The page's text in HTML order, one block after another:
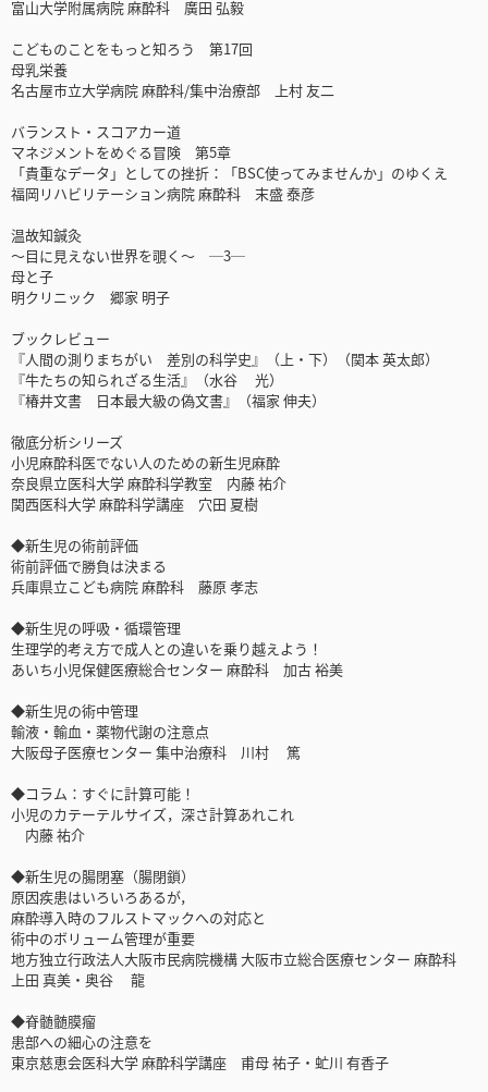
富山大学附属病院 麻酔科 廣田 弘毅
こどものことをもっと知ろう 第17回
母乳栄養
名古屋市立大学病院 麻酔科/集中治療部 上村 友二
バランスト・スコアカー道
マネジメントをめぐる冒険 第5章
「貴重なデータ」としての挫折：「BSC使ってみませんか」のゆくえ
福岡リハビリテーション病院 麻酔科 末盛 泰彦
温故知鍼灸
〜目に見えない世界を覗く〜 ─3─
母と子
明クリニック 郷家 明子
ブックレビュー
『人間の測りまちがい 差別の科学史』（上・下）（関本 英太郎）
『牛たちの知られざる生活』（水谷 光）
『椿井文書 日本最大級の偽文書』（福家 伸夫）
徹底分析シリーズ
小児麻酔科医でない人のための新生児麻酔
奈良県立医科大学 麻酔科学教室 内藤 祐介
関西医科大学 麻酔科学講座 穴田 夏樹
◆新生児の術前評価
術前評価で勝負は決まる
兵庫県立こども病院 麻酔科 藤原 孝志
◆新生児の呼吸・循環管理
生理学的考え方で成人との違いを乗り越えよう！
あいち小児保健医療総合センター 麻酔科 加古 裕美
◆新生児の術中管理
輸液・輸血・薬物代謝の注意点
大阪母子医療センター 集中治療科 川村 篤
◆コラム：すぐに計算可能！
小児のカテーテルサイズ，深さ計算あれこれ
内藤 祐介
◆新生児の腸閉塞（腸閉鎖）
原因疾患はいろいろあるが，
麻酔導入時のフルストマックへの対応と
術中のボリューム管理が重要
地方独立行政法人大阪市民病院機構 大阪市立総合医療センター 麻酔科
上田 真美・奥谷 龍
◆脊髄髄膜瘤
患部への細心の注意を
東京慈恵会医科大学 麻酔科学講座 甫母 祐子・虻川 有香子